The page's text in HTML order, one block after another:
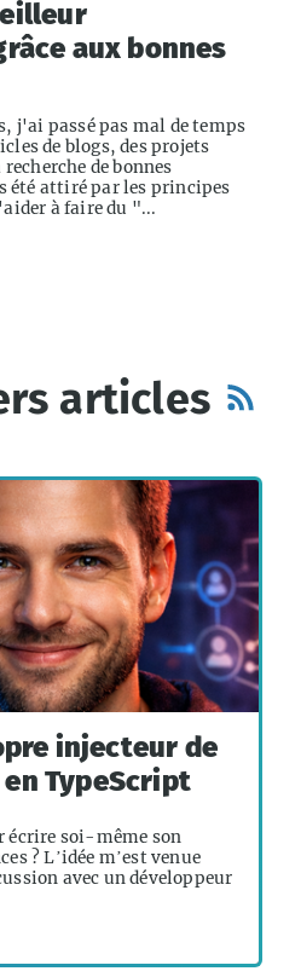
aux bonnes
j'ai passé pas mal de temps
de blogs, des projets
de bonnes
été attiré par les principes
à faire du "...
articles
injecteur de
TypeScript
écrire soi-même son
? L’idée m’est venue
avec un développeur